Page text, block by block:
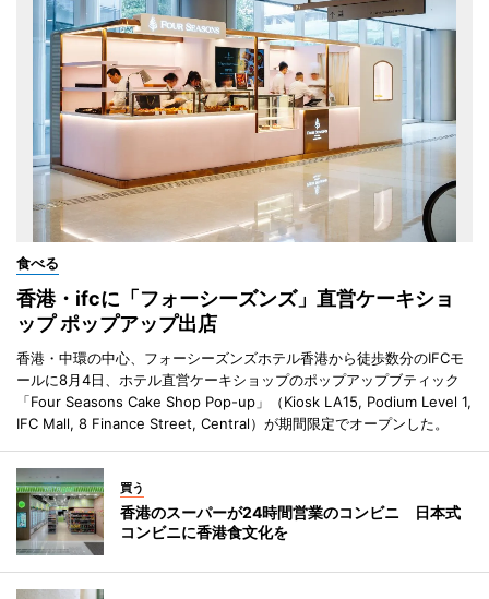
食べる
香港・ifcに「フォーシーズンズ」直営ケーキショ
ップ ポップアップ出店
香港・中環の中心、フォーシーズンズホテル香港から徒歩数分のIFCモ
ールに8月4日、ホテル直営ケーキショップのポップアップブティック
「Four Seasons Cake Shop Pop-up」（Kiosk LA15, Podium Level 1,
IFC Mall, 8 Finance Street, Central）が期間限定でオープンした。
買う
香港のスーパーが24時間営業のコンビニ 日本式
コンビニに香港食文化を